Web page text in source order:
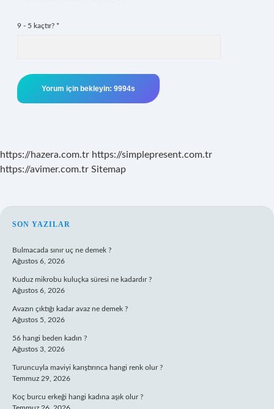
9 - 5 kaçtır? *
https://hazera.com.tr https://simplepresent.com.tr
https://avimer.com.tr Sitemap
SIDEBAR
SON YAZILAR
Bulmacada sınır uç ne demek ?
Ağustos 6, 2026
Kuduz mikrobu kuluçka süresi ne kadardır ?
Ağustos 6, 2026
Avazın çıktığı kadar avaz ne demek ?
Ağustos 5, 2026
56 hangi beden kadın ?
Ağustos 3, 2026
Turuncuyla maviyi karıştırınca hangi renk olur ?
Temmuz 29, 2026
Koç burcu erkeği hangi kadına aşık olur ?